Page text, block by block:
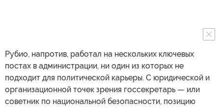
Рубио, напротив, работал на нескольких ключевых
постах в администрации, ни один из которых не
подходит для политической карьеры. С юридической и
организационной точек зрения госсекретарь — или
советник по национальной безопасности, позицию